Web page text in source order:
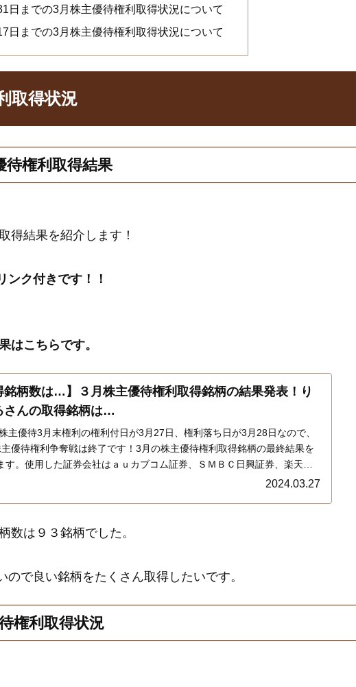
日までの3月株主優待権利取得状況について
日までの3月株主優待権利取得状況について
取得状況
待権利取得結果
得結果を紹介します！
ンク付きです！！
はこちらです。
銘柄数は…】３月株主優待権利取得銘柄の結果発表！り
さんの取得銘柄は…
主優待3月末権利の権利付日が3月27日、権利落ち日が3月28日なので、
優待権利争奪戦は終了です！3月の株主優待権利取得銘柄の最終結果を
す。使用した証券会社はａｕカブコム証券、ＳＭＢＣ日興証券、楽天証
2024.03.27
数は９３銘柄でした。
で良い銘柄をたくさん取得したいです。
権利取得状況